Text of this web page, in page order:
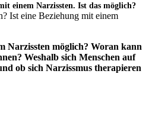
einem Narzissten. Ist das möglich?
Narzissten möglich? Woran kann
Weshalb sich Menschen auf
ob sich Narzissmus therapieren